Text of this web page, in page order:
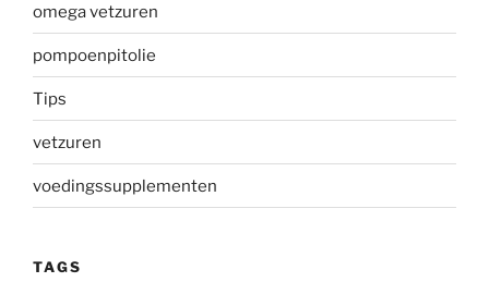
omega vetzuren
pompoenpitolie
Tips
vetzuren
voedingssupplementen
TAGS